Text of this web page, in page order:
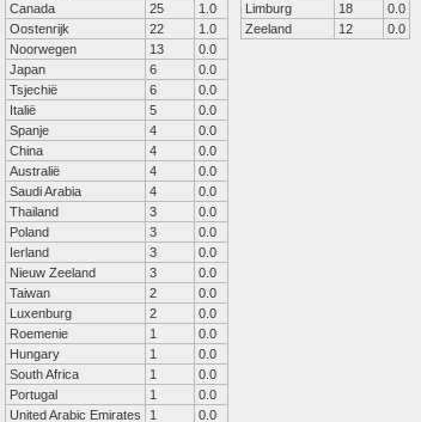
Canada
25
1.0
Oostenrijk
22
1.0
Noorwegen
13
0.0
Japan
6
0.0
Tsjechië
6
0.0
Italië
5
0.0
Spanje
4
0.0
China
4
0.0
Australië
4
0.0
Saudi Arabia
4
0.0
Thailand
3
0.0
Poland
3
0.0
Ierland
3
0.0
Nieuw Zeeland
3
0.0
Taiwan
2
0.0
Luxenburg
2
0.0
Roemenie
1
0.0
Hungary
1
0.0
South Africa
1
0.0
Portugal
1
0.0
United Arabic Emirates
1 0.0
Limburg
18
0.0
Zeeland
12 0.0